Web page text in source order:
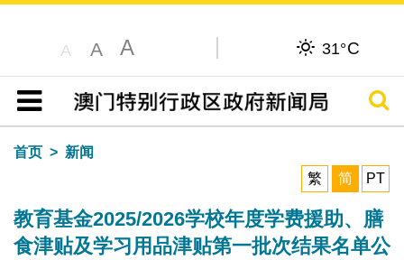
A A A 31°C
目录
搜寻
首页
新闻
繁
简 PT
教育基金2025/2026学校年度学费援助、膳
食津贴及学习用品津贴第一批次结果名单公